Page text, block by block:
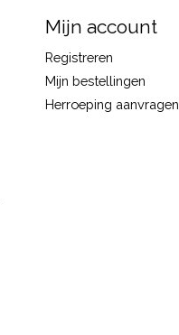
Mijn account
Registreren
Mijn bestellingen
Herroeping aanvragen